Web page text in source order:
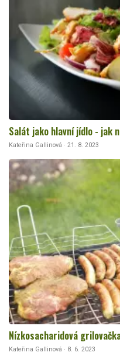
Salát jako hlavní jídlo - jak
Kateřina Gallinová · 21. 8. 2023
Nízkosacharidová
Kateřina Gallinová · 8. 6. 2023